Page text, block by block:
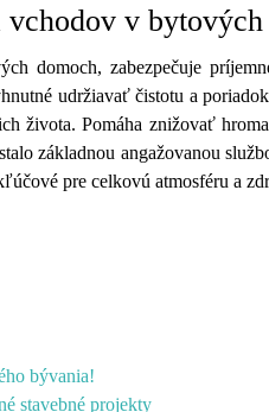
v
domoch, zabezpečuje
udržiavať čistotu a
života. Pomáha znižovať
základnou angažovanou
pre celkovú atmosféru a
bývania!
stavebné projekty